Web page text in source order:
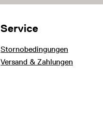
Service
Stornobedingungen
Versand & Zahlungen